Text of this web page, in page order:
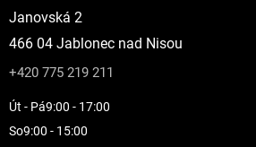
Janovská 2
466 04 Jablonec nad Nisou
+420 775 219 211
Út - Pá9:00 - 17:00
So9:00 - 15:00